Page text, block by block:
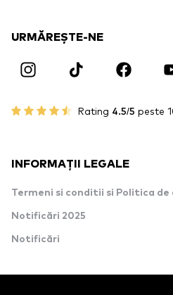
URMĂREȘTE-NE
Rating 4.5/5 peste
INFORMAȚII LEGALE
Termeni si conditii si Politica
Notificări 2025
Notificări